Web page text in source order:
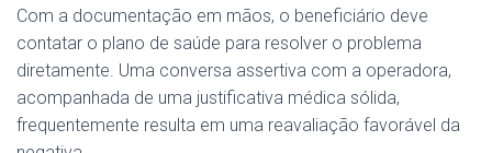
Com a documentação em mãos, o beneficiário deve
contatar o plano de saúde para resolver o problema
diretamente. Uma conversa assertiva com a operadora,
acompanhada de uma justificativa médica sólida,
frequentemente resulta em uma reavaliação favorável da